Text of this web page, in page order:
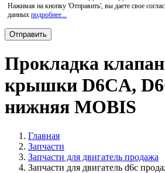
Нажимая на кнопку 'Отправить', вы даете свое
данных подробнее...
Прокладка
крышки D6CA,
нижняя MOBIS
Главная
Запчасти
Запчасти для двигатель продажа
Запчасти для двигатель d6c